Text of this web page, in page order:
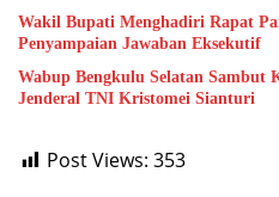
Wakil Bupati Menghadiri Rapat
Penyampaian Jawaban Eksekutif
Wabup Bengkulu Selatan
Jenderal TNI Kristomei Sianturi
Post Views: 353